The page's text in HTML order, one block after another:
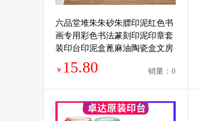
六品堂堆朱朱砂朱膘印泥红色书
画专用彩色书法篆刻印泥印章套
装印台印泥盒蓖麻油陶瓷盒文房
四宝金色印泥
￥ 15.80 销量：0